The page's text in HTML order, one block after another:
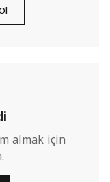
almak için